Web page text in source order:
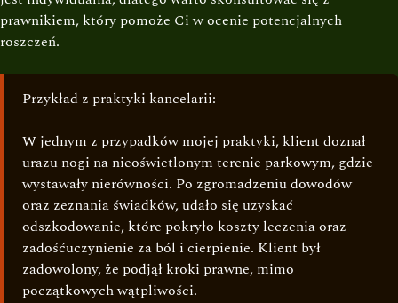
prawnikiem, który pomoże Ci w ocenie potencjalnych
roszczeń.
Przykład z praktyki kancelarii:
W jednym z przypadków mojej praktyki, klient doznał
urazu nogi na nieoświetlonym terenie parkowym, gdzie
wystawały nierówności. Po zgromadzeniu dowodów
oraz zeznania świadków, udało się uzyskać
odszkodowanie, które pokryło koszty leczenia oraz
zadośćuczynienie za ból i cierpienie. Klient był
zadowolony, że podjął kroki prawne, mimo
początkowych wątpliwości.